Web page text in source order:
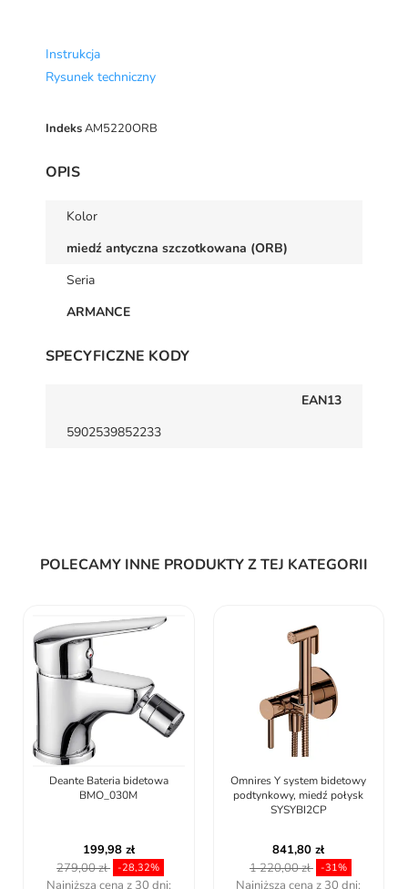
Instrukcja
Rysunek techniczny
IndeksAM5220ORB
OPIS
Kolor
miedź antyczna szczotkowana (ORB)
Seria
ARMANCE
SPECYFICZNE KODY
EAN13
5902539852233
POLECAMY INNE PRODUKTY Z TEJ KATEGORII
Omnires Y system bidetowy
podtynkowy, miedź połysk
841,80 zł
1 220,00 zł -31%
Najniższa cena z 30 dni:
KFA Armatura MALAGA
GUN METAL GREY bateria
bidetowa podtynkowa...
497,34 zł
789,44 zł
-37%
Najniższa cena z 30 dni: